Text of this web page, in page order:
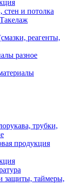
и потолка
реагенты,
разное
трубки,
продукция
защиты, таймеры,